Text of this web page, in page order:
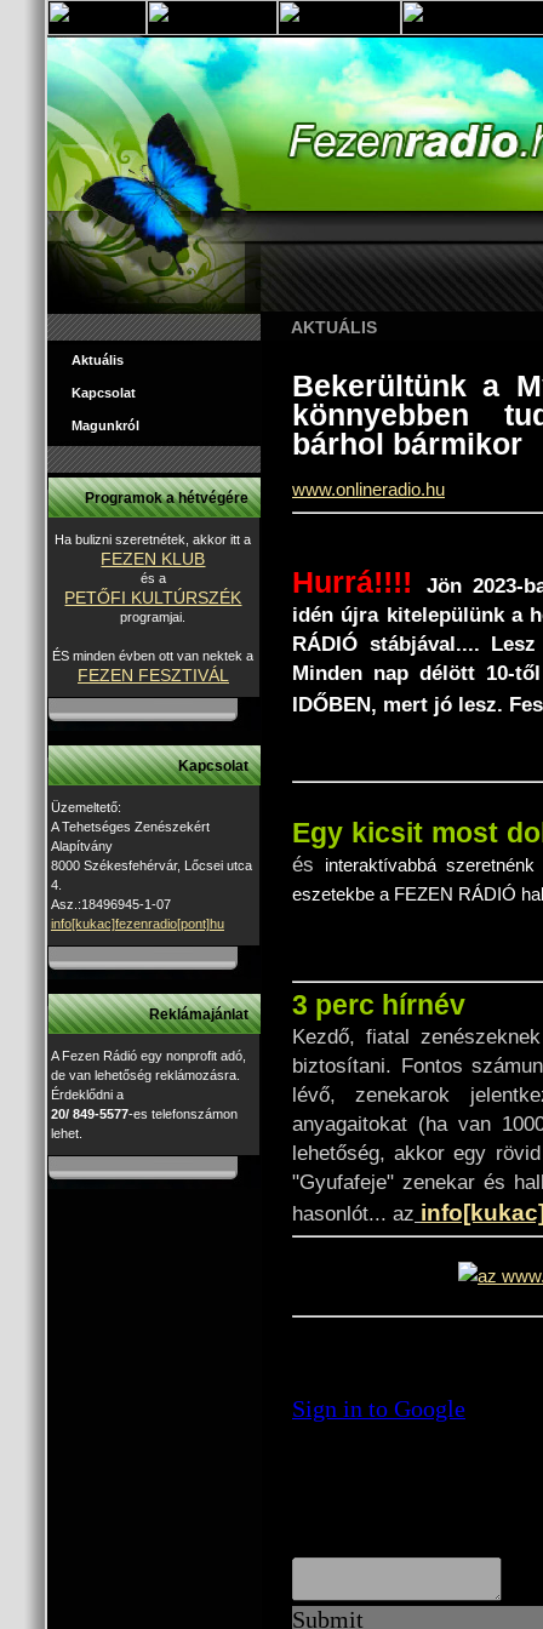
Aktuális
Kapcsolat
Magunkról
Programok a hétvégére
Ha bulizni szeretnétek, akkor itt a
FEZEN KLUB
és a
PETŐFI KULTÚRSZÉK
programjai.
ÉS minden évben ott van nektek a
FEZEN FESZTIVÁL
Kapcsolat
Üzemeltető:
A Tehetséges Zenészekért
Alapítvány
8000 Székesfehérvár, Lőcsei utca
4.
Asz.:18496945-1-07
info[kukac]fezenradio[pont]hu
Reklámajánlat
A Fezen Rádió egy nonprofit adó,
de van lehetőség reklámozásra.
Érdeklődni a
20/ 849-5577-es telefonszámon
lehet.
AKTUÁLIS
Bekerültünk a
könnyebben
bárhol bármikor
www.onlineradio.hu
Hurrá!!!!
Jön 2023-
idén újra kitelepülünk a
RÁDIÓ stábjával....
Minden nap délött 10-
IDŐBEN, mert jó lesz.
Egy kicsit most
és
interaktívabbá
eszetekbe a FEZEN RÁDIÓ
3 perc hírnév
Kezdő, fiatal
biztosítani. Fontos
lévő, zenekarok
anyagaitokat (ha van
lehetőség, akkor egy
"Gyufafeje" zenekar és
hasonlót... az